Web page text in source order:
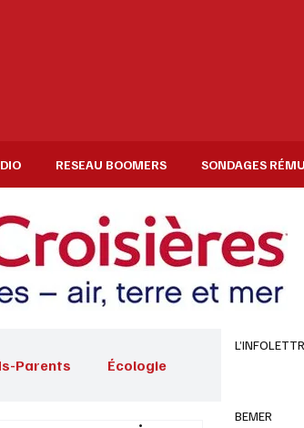
RESEAU BOOMERS SONDAGES
Parents Écologie
BEMER